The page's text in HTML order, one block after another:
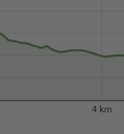
4 km